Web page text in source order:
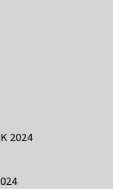
2024